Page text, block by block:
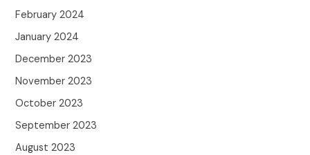
February 2024
January 2024
December 2023
November 2023
October 2023
September 2023
August 2023